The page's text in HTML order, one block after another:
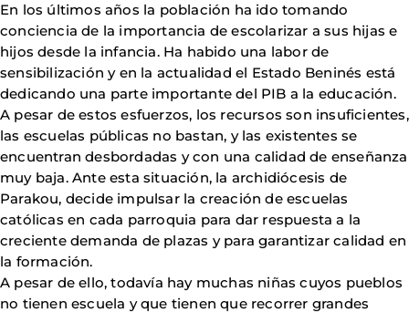
En los últimos años la población ha ido tomando
conciencia de la importancia de escolarizar a sus hijas e
hijos desde la infancia. Ha habido una labor de
sensibilización y en la actualidad el Estado Beninés está
dedicando una parte importante del PIB a la educación.
A pesar de estos esfuerzos, los recursos son insuficientes,
las escuelas públicas no bastan, y las existentes se
encuentran desbordadas y con una calidad de enseñanza
muy baja. Ante esta situación, la archidiócesis de
Parakou, decide impulsar la creación de escuelas
católicas en cada parroquia para dar respuesta a la
creciente demanda de plazas y para garantizar calidad en
la formación.
A pesar de ello, todavía hay muchas niñas cuyos pueblos
no tienen escuela y que tienen que recorrer grandes